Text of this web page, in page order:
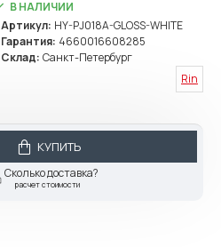
В НАЛИЧИИ
Артикул: HY-PJ018A-GLOSS-WHITE
Гарантия: 4660016608285
Склад: Санкт-Петербург
Rin
КУПИТЬ
Сколько доставка?
расчет стоимости